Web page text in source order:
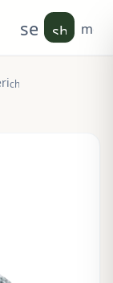
search
chevron_right